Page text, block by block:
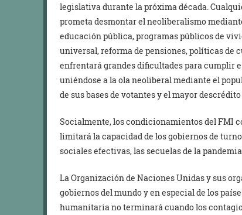
legislativa durante la próxima década.
prometa desmontar el neoliberalismo
educación pública, programas públicos de
universal, reforma de pensiones, políticas de
enfrentará grandes dificultades para cumplir
uniéndose a la ola neoliberal mediante el
de sus bases de votantes y el mayor
Socialmente, los condicionamientos del FMI
limitará la capacidad de los gobiernos de
sociales efectivas, las secuelas de la pandemia
La Organización de Naciones Unidas y sus
gobiernos del mundo y en especial de los
humanitaria no terminará cuando los